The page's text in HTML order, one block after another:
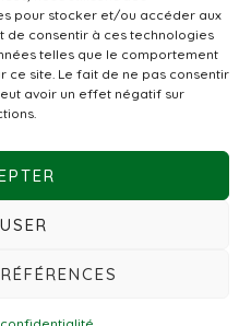
pour stocker et/ou accéder aux
de consentir à ces technologies
telles que le comportement
ce site. Le fait de ne pas consentir
avoir un effet négatif sur
de confidentialité